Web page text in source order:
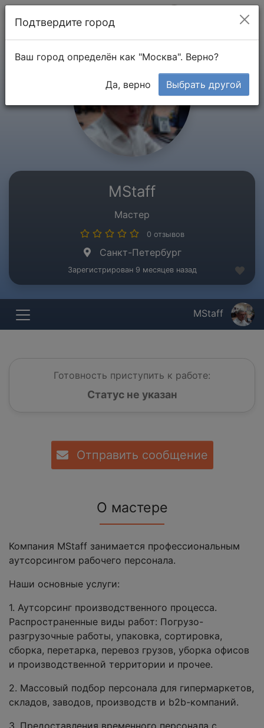
MStaff
Мастер
0 отзывов
Санкт-Петербург
Зарегистрирован 9 месяцев назад
MStaff
Готовность приступить к работе:
Статус не указан
Отправить сообщение
О мастере
Компания MStaff занимается профессиональным
аутсорсингом рабочего персонала.
Наши основные услуги:
1. Аутсорсинг производственного процесса.
Распространенные виды работ: Погрузо-
разгрузочные работы, упаковка, сортировка,
сборка, перетарка, перевоз грузов, уборка офисов
и производственной территории и прочее.
2. Массовый подбор персонала для гипермаркетов,
складов, заводов, производств и b2b-компаний.
Подтвердите город
Ваш город определён как "Москва". Верно?
Да, верно Выбрать другой